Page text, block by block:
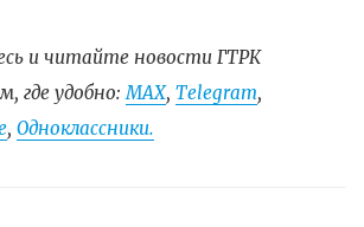
и читайте новости ГТРК
где удобно: МАХ, Telegram,
, Одноклассники.